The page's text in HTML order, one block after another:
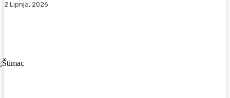
2 Lipnja, 2026